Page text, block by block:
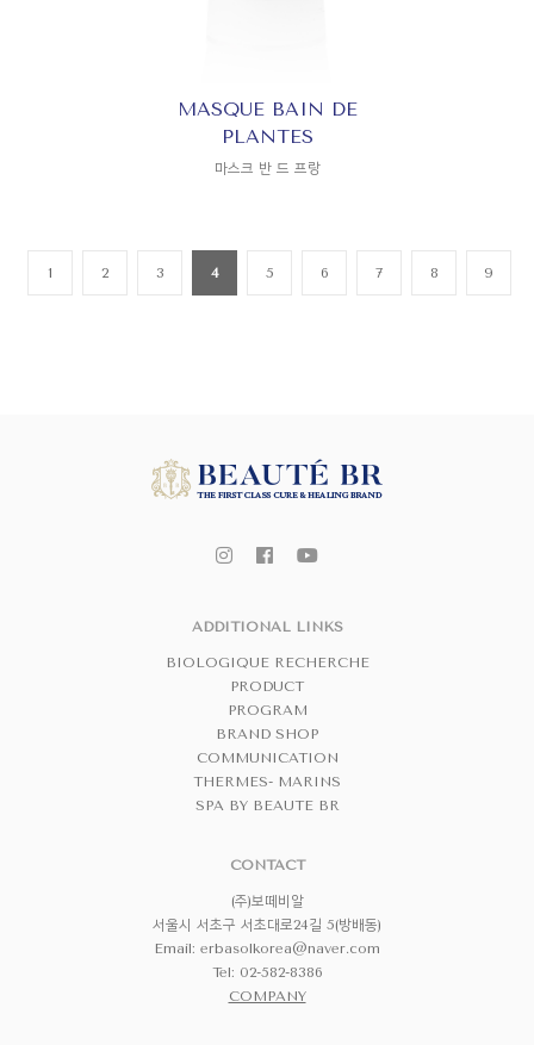
MASQUE BAIN DE
PLANTES
마스크 반 드 프랑
1 2 3 4 5 6 7 8 9
ADDITIONAL LINKS
BIOLOGIQUE RECHERCHE
PRODUCT
PROGRAM
BRAND SHOP
COMMUNICATION
THERMES- MARINS
SPA BY BEAUTE BR
CONTACT
(주)보떼비알
서울시 서초구 서초대로24길 5(방배동)
Email: erbasolkorea@naver.com
Tel: 02-582-8386
COMPANY